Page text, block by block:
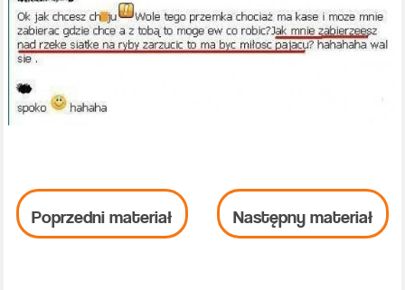
Poprzedni materiał Następny materiał